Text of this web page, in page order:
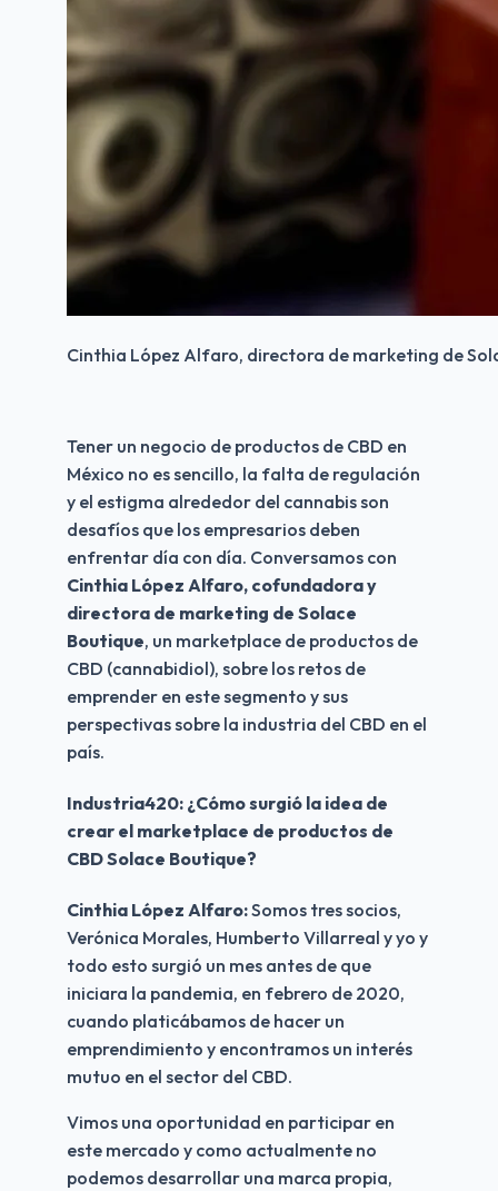
Cinthia López Alfaro, directora de marketing de
Tener un negocio de productos de CBD en
México no es sencillo, la falta de regulación
y el estigma alrededor del cannabis son
desafíos que los empresarios deben
enfrentar día con día. Conversamos con
Cinthia López Alfaro, cofundadora y
directora de marketing de Solace
Boutique, un marketplace de productos de
CBD (cannabidiol), sobre los retos de
emprender en este segmento y sus
perspectivas sobre la industria del CBD en el
país.
Industria420: ¿Cómo surgió la idea de
crear el marketplace de productos de
CBD Solace Boutique?
Cinthia López Alfaro: Somos tres socios,
Verónica Morales, Humberto Villarreal y yo y
todo esto surgió un mes antes de que
iniciara la pandemia, en febrero de 2020,
cuando platicábamos de hacer un
emprendimiento y encontramos un interés
mutuo en el sector del CBD.
Vimos una oportunidad en participar en
este mercado y como actualmente no
podemos desarrollar una marca propia,